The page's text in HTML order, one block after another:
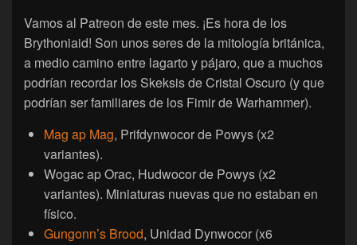
Vamos al Patreon de este mes. ¡Es hora de los
Brythoniaid! Son unos seres de la mitología británica,
a medio camino entre lagarto y pájaro, que a muchos
podrían recordar los Skeksis de Cristal Oscuro (y que
podrían ser familiares de los Fimir de Warhammer).
Mag ap Mag, Prifdynwocor de Powys (x2
variantes).
Wogac ap Orac, Hudwocor de Powys (x2
variantes). Miniaturas nuevas que no estaban en
físico.
Gungonn’s Brood, Unidad Dynwocor (x6